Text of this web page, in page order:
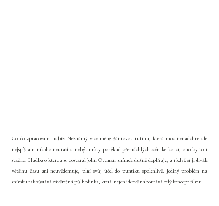
Co do zpracování nabízí Neznámý více méně žánrovou rutinu, která moc nenadchne ale
nejspíš ani nikoho neurazí a nebýt místy poněkud přemáchlých scén ke konci, ono by to i
stačilo. Hudba o kterou se postaral John Ottman snímek slušně doplňuje, a i když si ji divák
většinu času ani neuvědomuje, plní svůj účel do puntíku spolehlivě. Jediný problém na
snímku tak zůstává závěrečná půlhodinka, která nejen ideově nabourává celý koncept filmu.